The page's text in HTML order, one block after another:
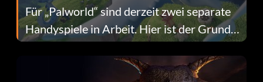
Für „Palworld“ sind derzeit zwei separate
Handyspiele in Arbeit. Hier ist der Grund
dafür.